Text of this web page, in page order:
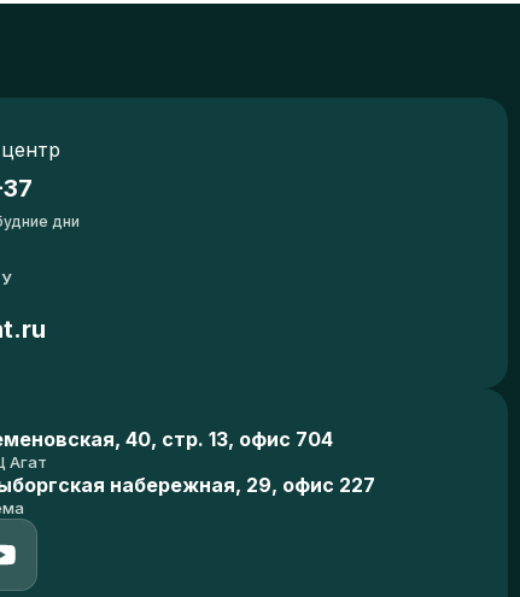
дни
40, стр. 13, офис 704
Агат
набережная, 29, офис 227